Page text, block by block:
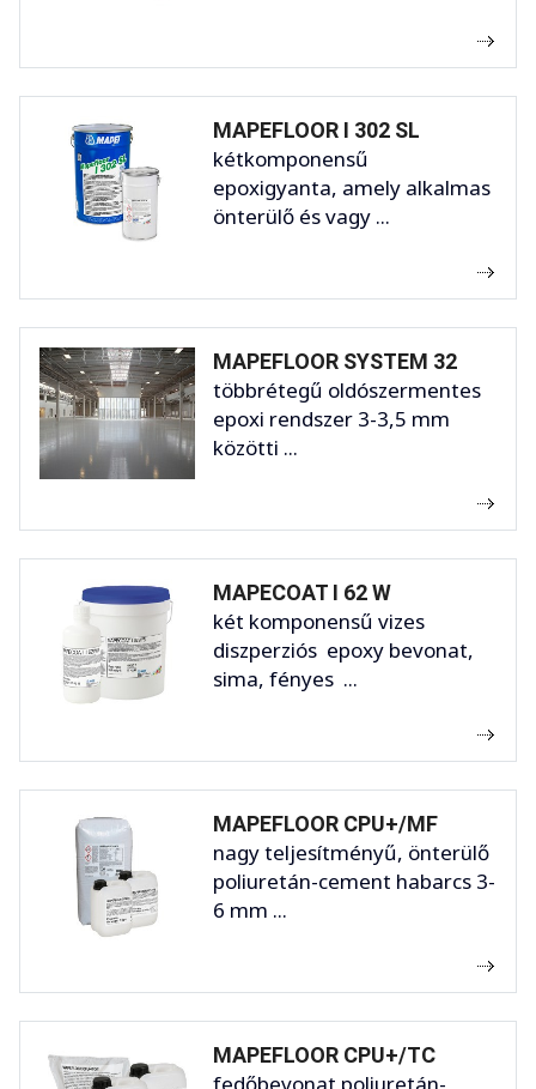
MAPEFLOOR I 302 SL
kétkomponensű
epoxigyanta, amely alkalmas
önterülő és vagy ...
MAPEFLOOR SYSTEM 32
többrétegű oldószermentes
epoxi rendszer 3-3,5 mm
közötti ...
MAPECOAT I 62 W
két komponensű vizes
diszperziós epoxy bevonat,
sima, fényes ...
MAPEFLOOR CPU+/MF
nagy teljesítményű, önterülő
poliuretán-cement habarcs 3-
6 mm ...
MAPEFLOOR CPU+/TC
fedőbevonat poliuretán-